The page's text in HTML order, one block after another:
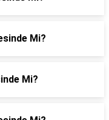
Mi?
Mi?